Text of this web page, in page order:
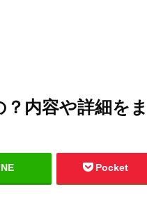
内容や詳細をま
Pocket